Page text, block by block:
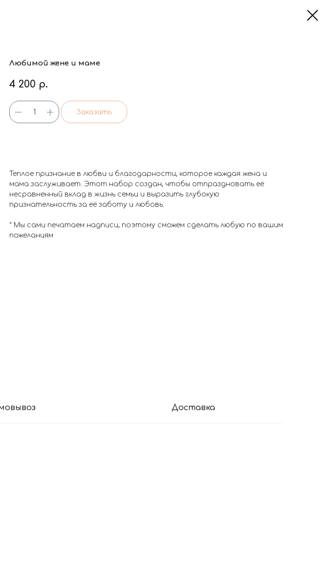
Любимой жене и маме
4 200 р.
Заказать
Теплое признание в любви и благодарности, которое каждая жена и
мама заслуживает. Этот набор создан, чтобы отпраздновать её
несравненный вклад в жизнь семьи и выразить глубокую
признательность за её заботу и любовь.
* Мы сами печатаем надписи, поэтому сможем сделать любую по вашим
пожеланиям
Доставка